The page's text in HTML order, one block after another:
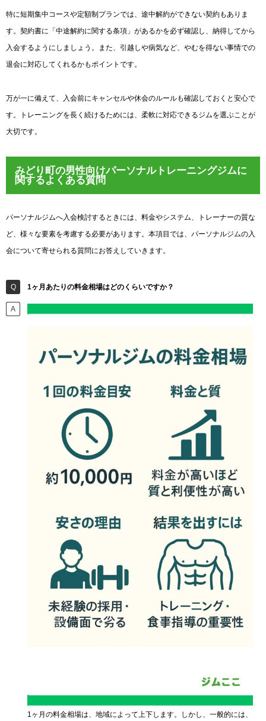
特に短期集中コースや定額制プランでは、途中解約ができない契約もありま
す。契約書に「中途解約に関する条項」があるかを必ず確認し、納得してから
入会するようにしましょう。また、引越しや病気など、やむを得ない事情での
退会に対応してくれるかもポイントです。
万が一に備えて、入会前にキャンセルや休会のルールも確認しておくと安心で
す。トレーニングを長く続けるためには、柔軟に対応できるジムを選ぶことが
大切です。
みどり町の男性向けパーソナルトレーニングジムに
関するよくある質問
パーソナルジムへ入会検討するときには、料金やシステム、トレーナーの質な
ど、様々な要素を考慮する必要があります。本項目では、パーソナルジムの入
会について寄せられる質問にお答えしていきます。
1ヶ月あたりの料金相場はどのくらいですか？
1ヶ月の料金相場は、地域によって上下します。しかし、一般的には、